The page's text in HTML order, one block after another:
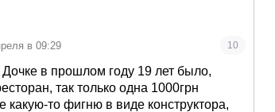
в 09:29 10
в прошлом году 19 лет было,
так только одна 1000грн
какую-то фигню в виде конструктора,